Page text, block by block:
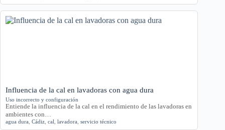
Influencia de la cal en lavadoras con agua dura
Uso incorrecto y configuración
Entiende la influencia de la cal en el rendimiento de las lavadoras en
ambientes con…
agua dura Cádiz cal lavadora servicio técnico